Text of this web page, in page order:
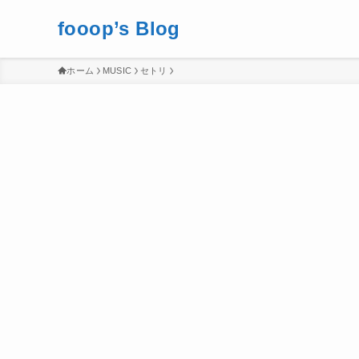
fooop’s Blog
ホーム MUSIC セトリ